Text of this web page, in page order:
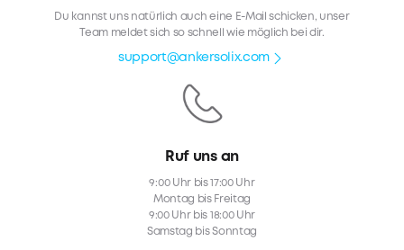
Du kannst uns natürlich auch eine E-Mail schicken, unser
Team meldet sich so schnell wie möglich bei dir.
support@ankersolix.com
Ruf uns an
9:00 Uhr bis 17:00 Uhr
Montag bis Freitag
9:00 Uhr bis 18:00 Uhr
Samstag bis Sonntag